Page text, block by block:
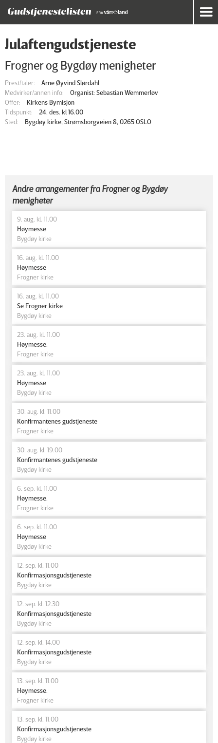
Julaftengudstjeneste
Frogner og Bygdøy menigheter
Prest/taler:
Arne Øyvind Slørdahl
Medvirker/annen info:
Organist: Sebastian Wemmerløv
Offer:
Kirkens Bymisjon
Tidspunkt:
24. des. kl 16.00
Sted:
Bygdøy kirke, Strømsborgveien 8, 0265 OSLO
Andre arrangementer fra Frogner og Bygdøy
menigheter
9. aug. kl. 11.00
Høymesse
Bygdøy kirke
16. aug. kl. 11.00
Høymesse
Frogner kirke
16. aug. kl. 11.00
Se Frogner kirke
Bygdøy kirke
23. aug. kl. 11.00
Høymesse.
Frogner kirke
23. aug. kl. 11.00
Høymesse
Bygdøy kirke
30. aug. kl. 11.00
Konfirmantenes gudstjeneste
Frogner kirke
30. aug. kl. 19.00
Konfirmantenes gudstjeneste
Bygdøy kirke
6. sep. kl. 11.00
Høymesse.
Frogner kirke
6. sep. kl. 11.00
Høymesse
Bygdøy kirke
12. sep. kl. 11.00
Konfirmasjonsgudstjeneste
Bygdøy kirke
12. sep. kl. 12.30
Konfirmasjonsgudstjeneste
Bygdøy kirke
12. sep. kl. 14.00
Konfirmasjonsgudstjeneste
Bygdøy kirke
13. sep. kl. 11.00
Høymesse.
Frogner kirke
13. sep. kl. 11.00
Konfirmasjonsgudstjeneste
Bygdøy kirke